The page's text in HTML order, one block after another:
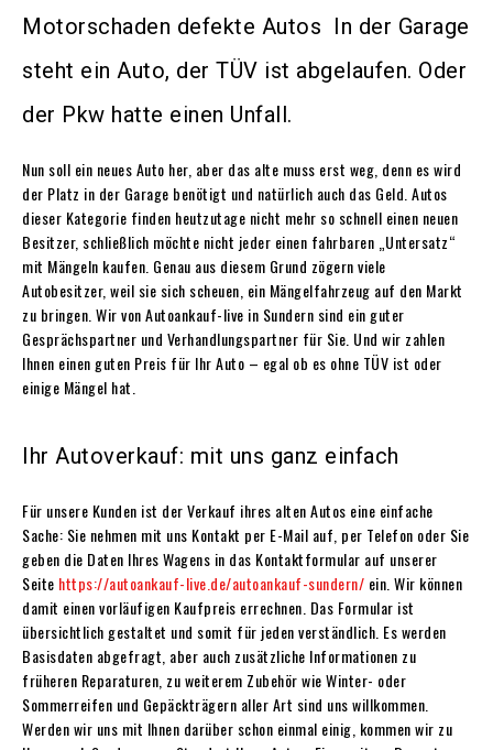
Motorschaden defekte Autos In der Garage
steht ein Auto, der TÜV ist abgelaufen. Oder
der Pkw hatte einen Unfall.
Nun soll ein neues Auto her, aber das alte muss erst weg, denn es wird
der Platz in der Garage benötigt und natürlich auch das Geld. Autos
dieser Kategorie finden heutzutage nicht mehr so schnell einen neuen
Besitzer, schließlich möchte nicht jeder einen fahrbaren „Untersatz“
mit Mängeln kaufen. Genau aus diesem Grund zögern viele
Autobesitzer, weil sie sich scheuen, ein Mängelfahrzeug auf den Markt
zu bringen. Wir vonAutoankauf-live in Sundern sind ein guter
Gesprächspartner und Verhandlungspartner für Sie. Und wir zahlen
Ihnen einen guten Preis für Ihr Auto – egal ob es ohne TÜV ist oder
einige Mängel hat.
Ihr Autoverkauf: mit uns ganz einfach
Für unsere Kunden ist der Verkauf ihres alten Autos eine einfache
Sache: Sie nehmen mit uns Kontakt per E-Mail auf, per Telefon oder Sie
geben die Daten Ihres Wagens in das Kontaktformular auf unserer
Seite https://autoankauf-live.de/autoankauf-sundern/ ein. Wir können
damit einen vorläufigen Kaufpreis errechnen. Das Formular ist
übersichtlich gestaltet und somit für jeden verständlich. Es werden
Basisdaten abgefragt, aber auch zusätzliche Informationen zu
früheren Reparaturen, zu weiterem Zubehör wie Winter- oder
Sommerreifen und Gepäckträgern aller Art sind uns willkommen.
Werden wir uns mit Ihnen darüber schon einmal einig, kommen wir zu